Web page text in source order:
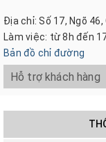
Địa chỉ: Số 17, Ngõ 46,
Làm việc: từ 8h đến
Bản đồ chỉ đường
Hỗ trợ khách hàng